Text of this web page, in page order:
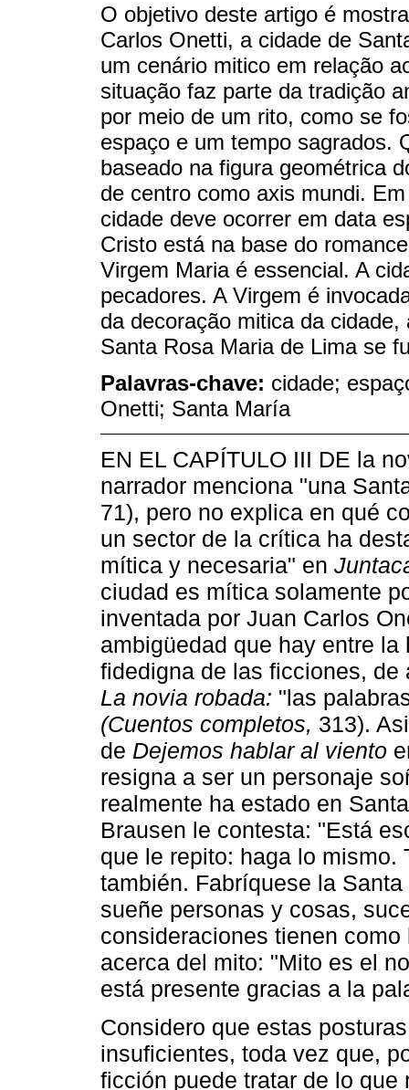
O objetivo deste artigo é
Carlos Onetti, a cidade de
um cenário mitico em relação
situação faz parte da tradição
por meio de um rito, como se
espaço e um tempo sagrados.
baseado na figura geométrica
de centro como axis mundi.
cidade deve ocorrer em data
Cristo está na base do
Virgem Maria é essencial. A
pecadores. A Virgem é
da decoração mitica da
Santa Rosa Maria de Lima se
Palavras-chave: cidade;
Onetti; Santa María
EN EL CAPÍTULO III DE la
narrador menciona "una
71), pero no explica en qué
un sector de la crítica ha
mítica y necesaria" en
ciudad es mítica solamente
inventada por Juan Carlos
ambigüedad que hay entre
fidedigna de las ficciones,
La novia robada: "las
(Cuentos completos, 313).
de Dejemos hablar al viento
resigna a ser un personaje
realmente ha estado en
Brausen le contesta: "Está
que le repito: haga lo
también. Fabríquese la
sueñe personas y cosas,
consideraciones tienen
acerca del mito: "Mito es el
está presente gracias a la
Considero que estas
insuficientes, toda vez que,
ficción puede tratar de lo